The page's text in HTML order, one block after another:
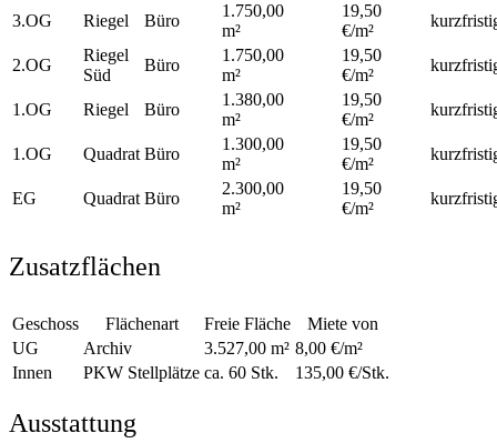
3.OG Riegel Büro
1.750,00
m²
19,50
€/m²
2.OG
Riegel
Süd
Büro
1.750,00
m²
19,50
€/m²
1.OG Riegel Büro
1.380,00
m²
19,50
€/m²
1.OG Quadrat Büro
1.300,00
m²
19,50
€/m²
EG Quadrat Büro
2.300,00
m²
19,50
€/m²
Zusatzflächen
Geschoss Flächenart Freie Fläche
Miete von
UG
Archiv 3.527,00 m² 8,00 €/m²
Innen
PKW Stellplätze ca. 60 Stk. 135,00 €/Stk.
Ausstattung